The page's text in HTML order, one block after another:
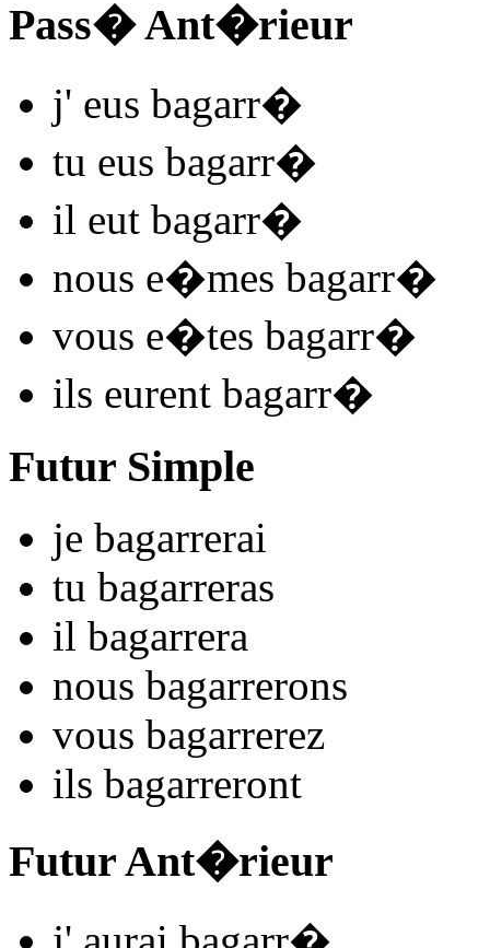
Pass� Ant�rieur
j' eus bagarr�
tu eus bagarr�
il eut bagarr�
nous e�mes bagarr�
vous e�tes bagarr�
ils eurent bagarr�
Futur Simple
je bagarrerai
tu bagarreras
il bagarrera
nous bagarrerons
vous bagarrerez
ils bagarreront
Futur Ant�rieur